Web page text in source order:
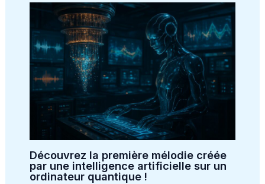
Découvrez la première mélodie créée
par une intelligence artificielle sur un
ordinateur quantique !